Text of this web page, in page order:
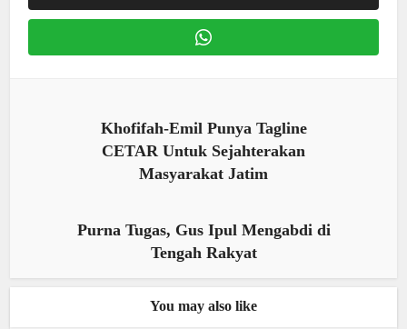
Khofifah-Emil Punya Tagline
CETAR Untuk Sejahterakan
Masyarakat Jatim
Purna Tugas, Gus Ipul Mengabdi di
Tengah Rakyat
You may also like